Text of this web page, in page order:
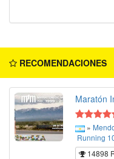
RECOMENDACIONES
Maratón
»
Running
14898